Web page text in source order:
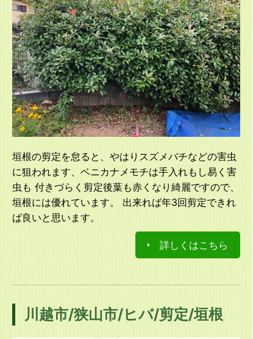
垣根の剪定を怠ると、やはりスズメバチなどの害虫
に狙われます、ベニカナメモチは手入れもし易く害
虫も 付きづらく剪定後葉も赤くなり綺麗ですので、
垣根には優れています。 出来れば年3回剪定できれ
ば良いと思います。
詳しくはこちら
川越市/狭山市/ヒバ/剪定/垣根